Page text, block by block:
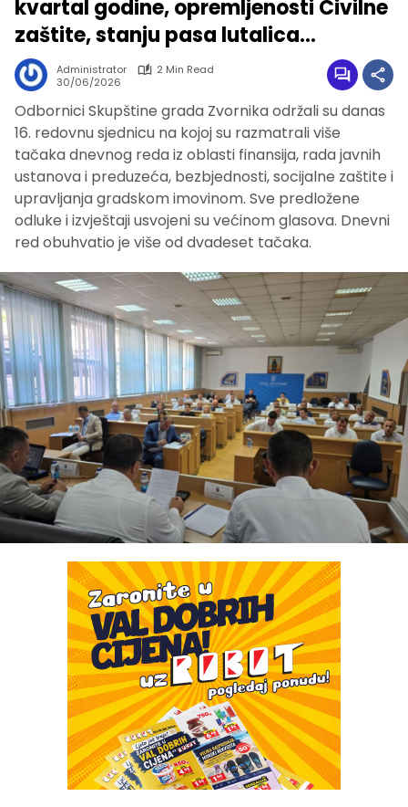
kvartal godine, opremljenosti Civilne
zaštite, stanju pasa lutalica…
Administrator
2 Min Read
30/06/2026
Odbornici Skupštine grada Zvornika održali su danas
16. redovnu sjednicu na kojoj su razmatrali više
tačaka dnevnog reda iz oblasti finansija, rada javnih
ustanova i preduzeća, bezbjednosti, socijalne zaštite i
upravljanja gradskom imovinom. Sve predložene
odluke i izvještaji usvojeni su većinom glasova. Dnevni
red obuhvatio je više od dvadeset tačaka.